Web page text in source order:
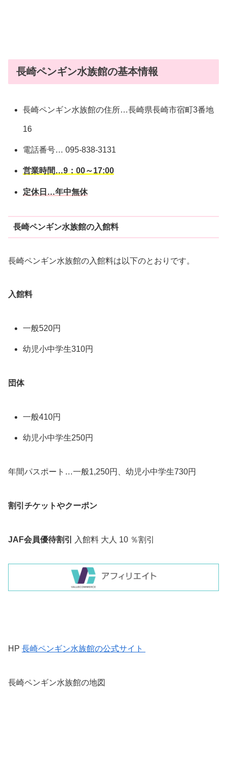
長崎ペンギン水族館の基本情報
長崎ペンギン水族館の住所…長崎県長崎市宿町3番地
16
電話番号… 095-838-3131
営業時間…9：00～17:00
定休日…年中無休
長崎ペンギン水族館の入館料
長崎ペンギン水族館の入館料は以下のとおりです。
入館料
一般520円
幼児小中学生310円
団体
一般410円
幼児小中学生250円
年間パスポート…一般1,250円、幼児小中学生730円
割引チケットやクーポン
JAF会員優待割引 入館料 大人 10 ％割引
HP 長崎ペンギン水族館の公式サイト
長崎ペンギン水族館の地図